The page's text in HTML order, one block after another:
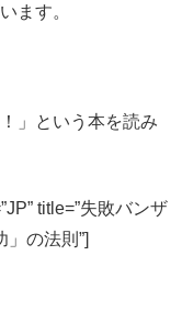
ます。
」という本を読み
title=”失敗バンザ
の法則”]